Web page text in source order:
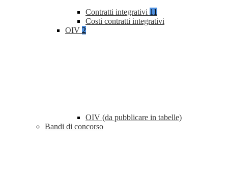
Contratti integrativi 11
Costi contratti integrativi
OIV 2
OIV (da pubblicare in tabelle)
Bandi di concorso